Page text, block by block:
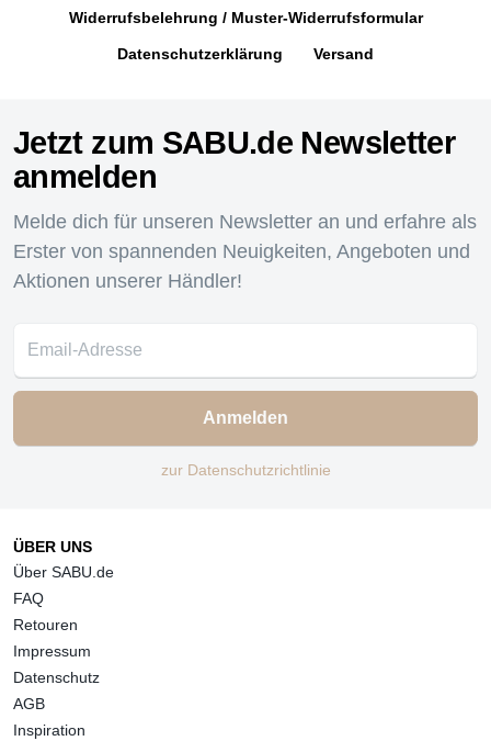
Widerrufsbelehrung / Muster-Widerrufsformular
Datenschutzerklärung Versand
Jetzt zum SABU.de Newsletter
anmelden
Melde dich für unseren Newsletter an und erfahre als
Erster von spannenden Neuigkeiten, Angeboten und
Aktionen unserer Händler!
Anmelden
zur Datenschutzrichtlinie
ÜBER UNS
Über SABU.de
FAQ
Retouren
Impressum
Datenschutz
AGB
Inspiration